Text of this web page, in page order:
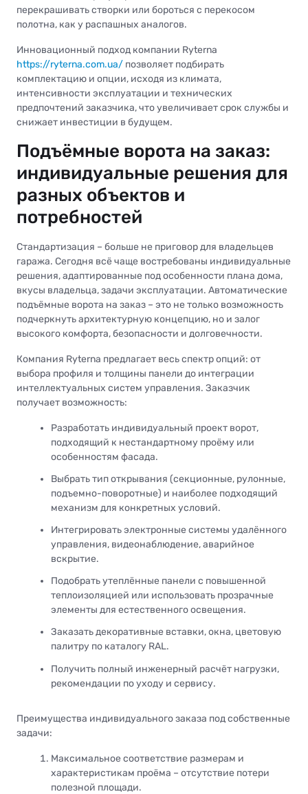
перекрашивать створки или бороться с перекосом
полотна, как у распашных аналогов.
Инновационный подход компании Ryterna
https://ryterna.com.ua/ позволяет подбирать
комплектацию и опции, исходя из климата,
интенсивности эксплуатации и технических
предпочтений заказчика, что увеличивает срок службы и
снижает инвестиции в будущем.
Подъёмные ворота на заказ:
индивидуальные решения для
разных объектов и
потребностей
Стандартизация – больше не приговор для владельцев
гаража. Сегодня всё чаще востребованы индивидуальные
решения, адаптированные под особенности плана дома,
вкусы владельца, задачи эксплуатации. Автоматические
подъёмные ворота на заказ – это не только возможность
подчеркнуть архитектурную концепцию, но и залог
высокого комфорта, безопасности и долговечности.
Компания Ryterna предлагает весь спектр опций: от
выбора профиля и толщины панели до интеграции
интеллектуальных систем управления. Заказчик
получает возможность:
Разработать индивидуальный проект ворот,
подходящий к нестандартному проёму или
особенностям фасада.
Выбрать тип открывания (секционные, рулонные,
подъемно-поворотные) и наиболее подходящий
механизм для конкретных условий.
Интегрировать электронные системы удалённого
управления, видеонаблюдение, аварийное
вскрытие.
Подобрать утеплённые панели с повышенной
теплоизоляцией или использовать прозрачные
элементы для естественного освещения.
Заказать декоративные вставки, окна, цветовую
палитру по каталогу RAL.
Получить полный инженерный расчёт нагрузки,
рекомендации по уходу и сервису.
Преимущества индивидуального заказа под собственные
задачи:
Максимальное соответствие размерам и
характеристикам проёма – отсутствие потери
полезной площади.